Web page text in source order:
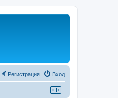
Вход
Регистрация